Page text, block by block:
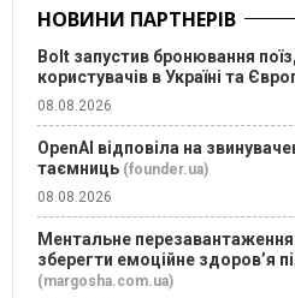
НОВИНИ ПАРТНЕРІВ
Bolt запустив бронювання
користувачів в Україні та
08.08.2026
OpenAI відповіла на
таємниць (founder.ua)
08.08.2026
Ментальне
зберегти емоційне здоров’я
(margosha.com.ua)